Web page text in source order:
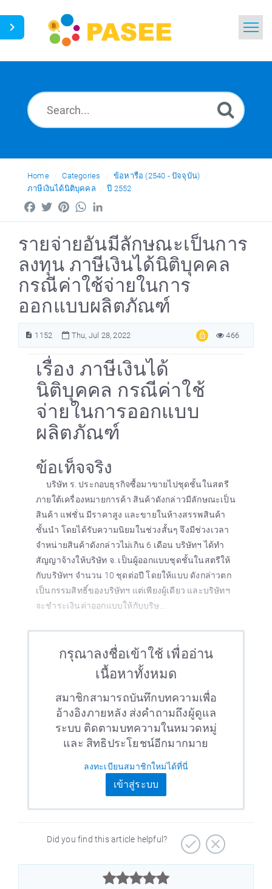
News
Ask a Question
Home Categories
ข้อหารือ (2540 - ปัจจุบัน)
ภาษีเงินได้นิติบุคคล
ปี 2552
FacebookTwitterPinterestWhatsApp
รายจ่ายอันมีลักษณะเป็นการ
ลงทุน ภาษีเงินได้นิติบุคคล
กรณีค่าใช้จ่ายในการ
ออกแบบผลิตภัณฑ์
1152 Thu, Jul 28, 2022 466
เรื่อง ภาษีเงินได้
นิติบุคคล กรณีค่าใช้
จ่ายในการออกแบบ
ผลิตภัณฑ์
ข้อเท็จจริง
บริษัท ร. ประกอบธุรกิจซื้อมาขายไปชุดชั้นในสตรี
ภายใต้เครื่องหมายการค้า สินค้าดังกล่าวมีลักษณะเป็น
สินค้า แฟชั่น มีราคาสูง และขายในห้างสรรพสินค้า
ชั้นนำ โดยได้รับความนิยมในช่วงสั้นๆ จึงมีช่วงเวลา
จำหน่ายสินค้าดังกล่าวไม่เกิน 6 เดือน บริษัทฯ ได้ทำ
สัญญาจ้างให้บริษัท จ. เป็นผู้ออกแบบชุดชั้นในสตรีให้
กับบริษัทฯ จำนวน 10 ชุดต่อปี โดยให้แบบ ดังกล่าวตก
เป็นกรรมสิทธิ์ของบริษัทฯ แต่เพียงผู้เดียว และบริษัทฯ
จะชำระเงินค่าออกแบบให้กับบริษ...
กรุณาลงชื่อเข้าใช้ เพื่ออ่าน
เนื้อหาทั้งหมด
สมาชิกสามารถบันทึกบทความเพื่อ
อ้างอิงภายหลัง ส่งคำถามถึงผู้ดูแล
ระบบ ติดตามบทความในหมวดหมู่
และ สิทธิประโยชน์อีกมากมาย
ลงทะเบียนสมาชิกใหม่ได้ที่นี่
เข้าสู่ระบบ
Did you find this article helpful?


